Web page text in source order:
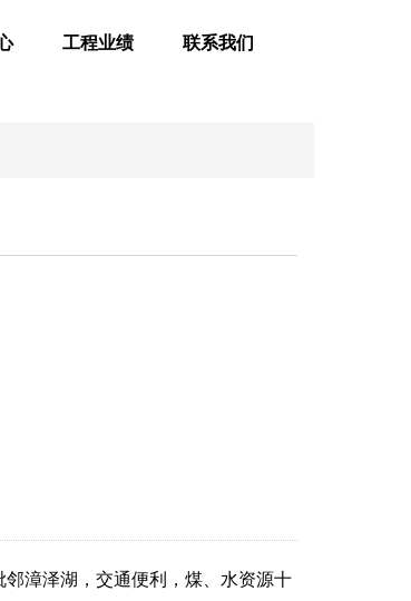
工程业绩 联系我们
漳泽湖，交通便利，煤、水资源十